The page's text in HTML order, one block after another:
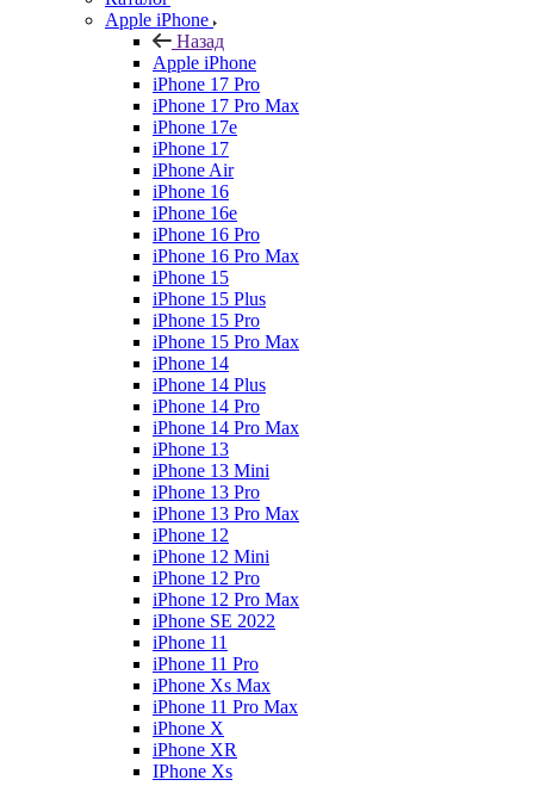
Apple iPhone
Назад
Apple iPhone
iPhone 17 Pro
iPhone 17 Pro Max
iPhone 17e
iPhone 17
iPhone Air
iPhone 16
iPhone 16e
iPhone 16 Pro
iPhone 16 Pro Max
iPhone 15
iPhone 15 Plus
iPhone 15 Pro
iPhone 15 Pro Max
iPhone 14
iPhone 14 Plus
iPhone 14 Pro
iPhone 14 Pro Max
iPhone 13
iPhone 13 Mini
iPhone 13 Pro
iPhone 13 Pro Max
iPhone 12
iPhone 12 Mini
iPhone 12 Pro
iPhone 12 Pro Max
iPhone SE 2022
iPhone 11
iPhone 11 Pro
iPhone Xs Max
iPhone 11 Pro Max
iPhone X
iPhone XR
IPhone Xs